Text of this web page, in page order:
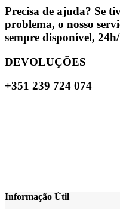
Precisa de ajuda? Se
problema, o nosso
sempre disponível,
DEVOLUÇÕES
+351 239 724 074
Informação Útil